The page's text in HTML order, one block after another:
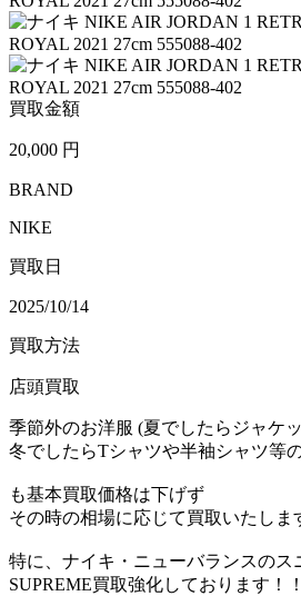
買取金額
20,000 円
BRAND
NIKE
買取日
2025/10/14
買取方法
店頭買取
季節外のお洋服 (夏でしたらジャケ
冬でしたらTシャツや半袖シャツ等
も基本買取価格は下げず
その時の相場に応じて買取いたしま
特に、ナイキ・ニューバランスのス
SUPREME買取強化しております！！